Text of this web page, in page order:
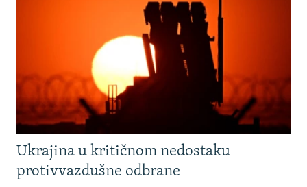
Ukrajina u kritičnom nedostaku
protivvazdušne odbrane